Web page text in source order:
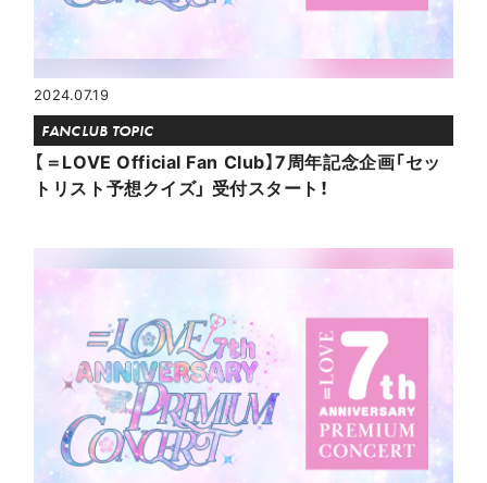
2024.07.19
FANCLUB TOPIC
【＝LOVE Official Fan Club】7周年記念企画「セッ
トリスト予想クイズ」 受付スタート！